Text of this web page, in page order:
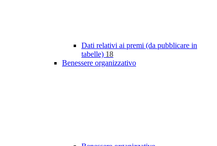
Dati relativi ai premi (da pubblicare in
tabelle) 18
Benessere organizzativo